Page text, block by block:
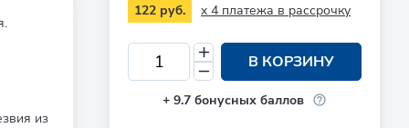
из
122 руб. x 4 платежа в рассрочку
В КОРЗИНУ
+ 9.7 бонусных баллов